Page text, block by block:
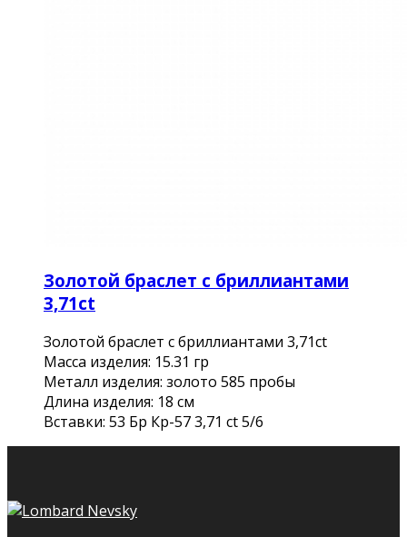
Золотой браслет с бриллиантами
3,71ct
Золотой браслет с бриллиантами 3,71ct
Масса изделия: 15.31 гр
Металл изделия: золото 585 пробы
Длина изделия: 18 см
Вставки: 53 Бр Кр-57 3,71 ct 5/6